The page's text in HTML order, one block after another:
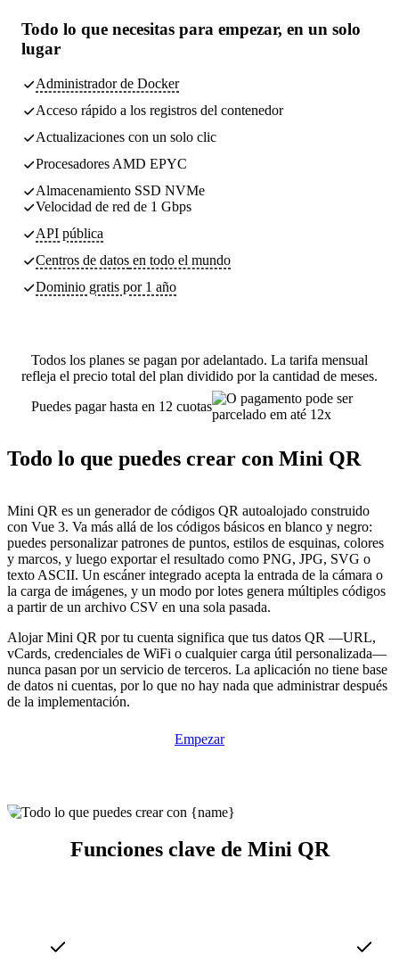
Todo lo que necesitas para empezar, en un solo
lugar
Administrador de Docker
Acceso rápido a los registros del contenedor
Actualizaciones con un solo clic
Procesadores AMD EPYC
Almacenamiento SSD NVMe
Velocidad de red de 1 Gbps
API pública
Centros de datos en todo el mundo
Dominio gratis por 1 año
Todos los planes se pagan por adelantado. La tarifa mensual
refleja el precio total del plan dividido por la cantidad de meses.
Puedes pagar hasta en 12 cuotas
Todo lo que puedes crear con Mini QR
Mini QR es un generador de códigos QR autoalojado construido
con Vue 3. Va más allá de los códigos básicos en blanco y negro:
puedes personalizar patrones de puntos, estilos de esquinas, colores
y marcos, y luego exportar el resultado como PNG, JPG, SVG o
texto ASCII. Un escáner integrado acepta la entrada de la cámara o
la carga de imágenes, y un modo por lotes genera múltiples códigos
a partir de un archivo CSV en una sola pasada.
Alojar Mini QR por tu cuenta significa que tus datos QR —URL,
vCards, credenciales de WiFi o cualquier carga útil personalizada—
nunca pasan por un servicio de terceros. La aplicación no tiene base
de datos ni cuentas, por lo que no hay nada que administrar después
de la implementación.
Empezar
Funciones clave de Mini QR